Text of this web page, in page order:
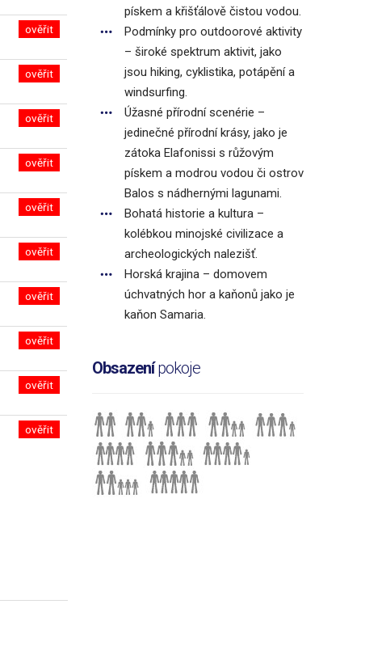
ověřit
ověřit
ověřit
ověřit
ověřit
ověřit
ověřit
ověřit
ověřit
ověřit
pískem a křišťálově čistou vodou.
Podmínky pro outdoorové aktivity
– široké spektrum aktivit, jako
jsou hiking, cyklistika, potápění a
windsurfing.
Úžasné přírodní scenérie –
jedinečné přírodní krásy, jako je
zátoka Elafonissi s růžovým
pískem a modrou vodou či ostrov
Balos s nádhernými lagunami.
Bohatá historie a kultura –
kolébkou minojské civilizace a
archeologických nalezišť.
Horská krajina – domovem
úchvatných hor a kaňonů jako je
kaňon Samaria.
Obsazenípokoje